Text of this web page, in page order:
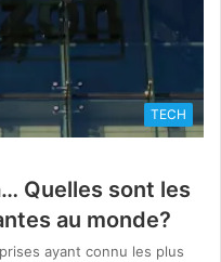
TECH
Quelles sont les
au monde?
ayant connu les plus